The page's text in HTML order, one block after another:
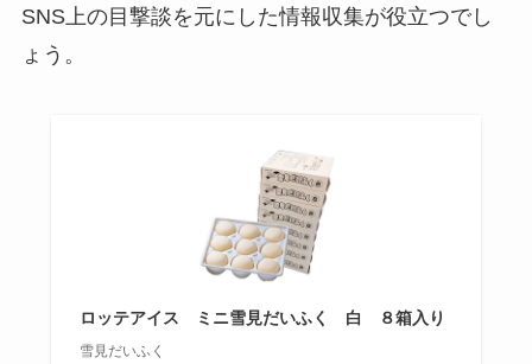
る？東京ではどこで売ってる？販
しあわせの激辛はどこで売って
る？辛さレベルはどれくらい？口
コミ評価を調査！
当？歴代の味の種類は？
SNS上の目撃談を元にした情報収集が役立つでし
ょう。
ロッテアイス ミニ雪見だいふく 白 ８箱入り
雪見だいふく